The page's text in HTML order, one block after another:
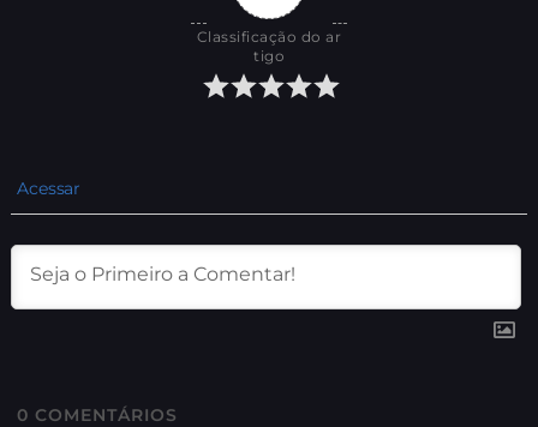
Classificação do ar
tigo
Acessar
0 COMENTÁRIOS